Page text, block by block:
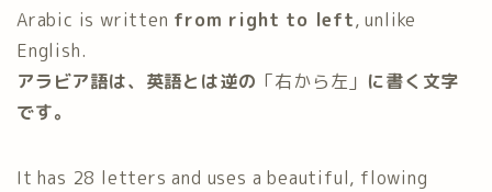
Arabic is written from right to left, unlike
English.
アラビア語は、英語とは逆の 「右から左」 に書く文字
です。
It has 28 letters and uses a beautiful, flowing